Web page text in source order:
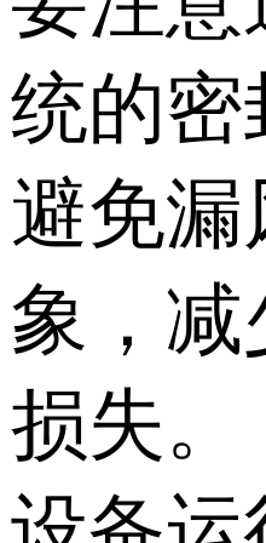
统的密
避免漏
象，减
损失。